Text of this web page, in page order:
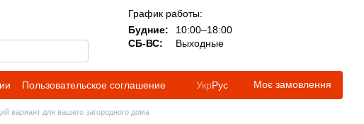
График работы:
Будние:
10:00–18:00
СБ-ВС:
Выходные
Пользовательское соглашение УкрРус Моє замовлення
вариант для вашего загородного дома